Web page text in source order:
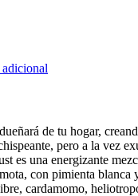
de tu hogar,
pero a la vez
es una energizante
con pimienta blanca
cardamomo,